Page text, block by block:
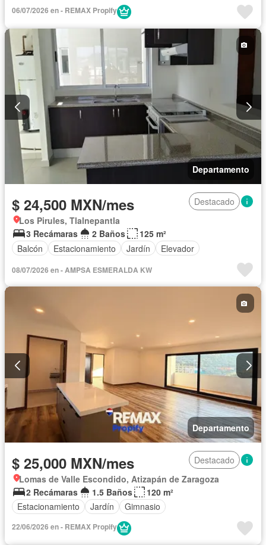
06/07/2026 en - REMAX Propify
Departamento
$ 24,500 MXN/mes
Destacado
Los Pirules, Tlalnepantla
3 Recámaras
2 Baños
125 m²
Balcón
Estacionamiento Jardín Elevador
08/07/2026 en - AMPSA ESMERALDA KW
Departamento
$ 25,000 MXN/mes
Destacado
Lomas de Valle Escondido, Atizapán de Zaragoza
2 Recámaras
1.5 Baños
120 m²
Estacionamiento
Jardín Gimnasio
22/06/2026 en - REMAX Propify